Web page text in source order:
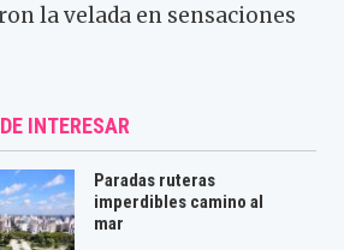
la velada en sensaciones
INTERESAR
Paradas ruteras
imperdibles camino al
mar